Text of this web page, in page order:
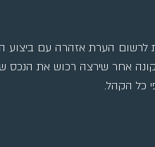
לרשום הערת אזהרה עם ביצוע
אחר שירצה רכוש את הנכס
כל הקהל.